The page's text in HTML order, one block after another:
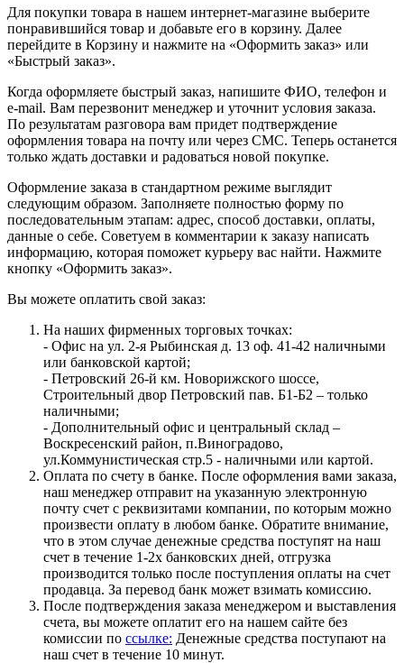
Для покупки товара в нашем интернет-магазине выберите
понравившийся товар и добавьте его в корзину. Далее
перейдите в Корзину и нажмите на «Оформить заказ» или
«Быстрый заказ».
Когда оформляете быстрый заказ, напишите ФИО, телефон и
e-mail. Вам перезвонит менеджер и уточнит условия заказа.
По результатам разговора вам придет подтверждение
оформления товара на почту или через СМС. Теперь останется
только ждать доставки и радоваться новой покупке.
Оформление заказа в стандартном режиме выглядит
следующим образом. Заполняете полностью форму по
последовательным этапам: адрес, способ доставки, оплаты,
данные о себе. Советуем в комментарии к заказу написать
информацию, которая поможет курьеру вас найти. Нажмите
кнопку «Оформить заказ».
Вы можете оплатить свой заказ:
На наших фирменных торговых точках:
- Офис на ул. 2-я Рыбинская д. 13 оф. 41-42 наличными
или банковской картой;
- Петровский 26-й км. Новорижского шоссе,
Строительный двор Петровский пав. Б1-Б2 – только
наличными;
- Дополнительный офис и центральный склад –
Воскресенский район, п.Виноградово,
ул.Коммунистическая стр.5 - наличными или картой.
Оплата по счету в банке. После оформления вами заказа,
наш менеджер отправит на указанную электронную
почту счет с реквизитами компании, по которым можно
произвести оплату в любом банке. Обратите внимание,
что в этом случае денежные средства поступят на наш
счет в течение 1-2х банковских дней, отгрузка
производится только после поступления оплаты на счет
продавца. За перевод банк может взимать комиссию.
После подтверждения заказа менеджером и выставления
счета, вы можете оплатит его на нашем сайте без
комиссии по ссылке: Денежные средства поступают на
наш счет в течение 10 минут.